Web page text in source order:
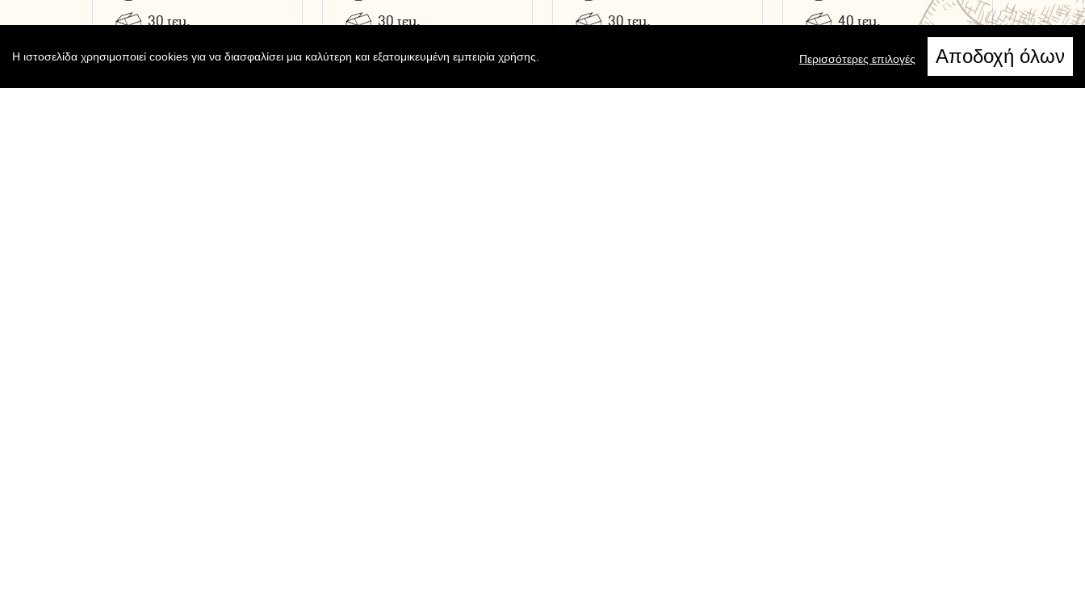
30 τεμ. 30 τεμ. 30 τεμ. 40 τεμ.
Η ιστοσελίδα χρησιμοποιεί cookies για να διασφαλίσει μια καλύτερη και εξατομικευμένη εμπειρία χρήσης. Περισσότερες επιλογές Αποδοχή όλων